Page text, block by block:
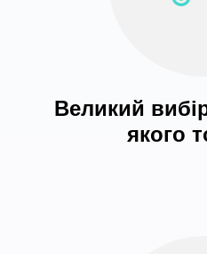
Великий
якого